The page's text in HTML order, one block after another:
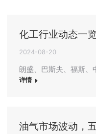
化工行业动态一
2024-08-20
朗盛、巴斯夫、福斯
详情
油气市场波动，